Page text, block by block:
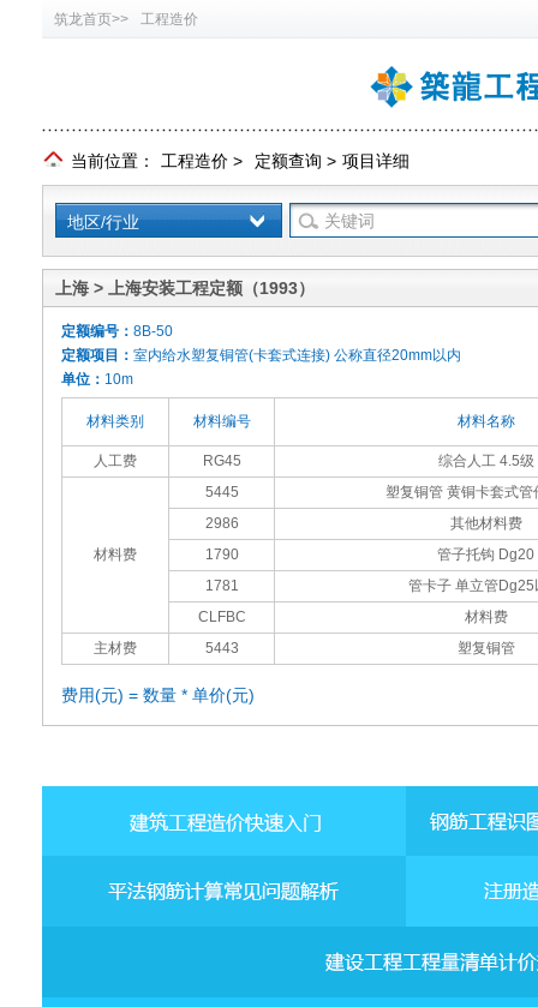
筑龙首页>> 工程造价
当前位置： 工程造价 > 定额查询 > 项目详细
地区/行业
上海 > 上海安装工程定额（1993）
定额编号： 8B-50
定额项目： 室内给水塑复铜管(卡套式连接) 公称直径20mm以内
单位： 10m
材料类别 材料编号 材料名称
人工费 RG45 综合人工 4.5级
材料费
5445
塑复铜管 黄铜卡套式管
2986
其他材料费
1790
管子托钩 Dg20
1781
管卡子 单立管Dg25
CLFBC
材料费
主材费
5443 塑复铜管
费用(元) = 数量 * 单价(元)